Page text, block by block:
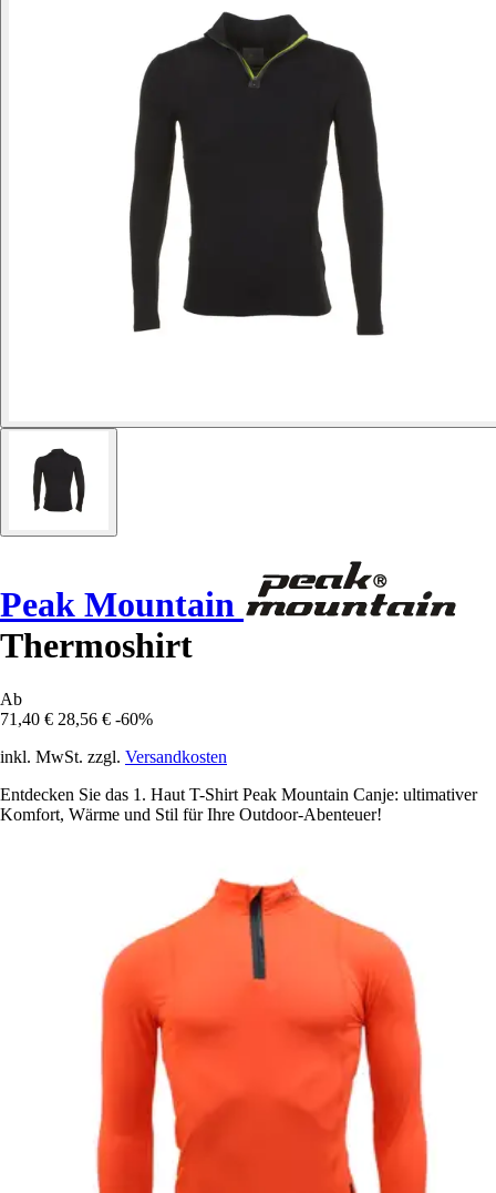
Peak Mountain
Thermoshirt
Ab
71,40 € 28,56 € -60%
inkl. MwSt. zzgl. Versandkosten
Entdecken Sie das 1. Haut T-Shirt Peak Mountain Canje: ultimativer
Komfort, Wärme und Stil für Ihre Outdoor-Abenteuer!